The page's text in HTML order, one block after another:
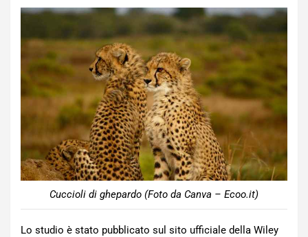
Cuccioli di ghepardo (Foto da Canva – Ecoo.it)
Lo studio è stato pubblicato sul sito ufficiale della Wiley